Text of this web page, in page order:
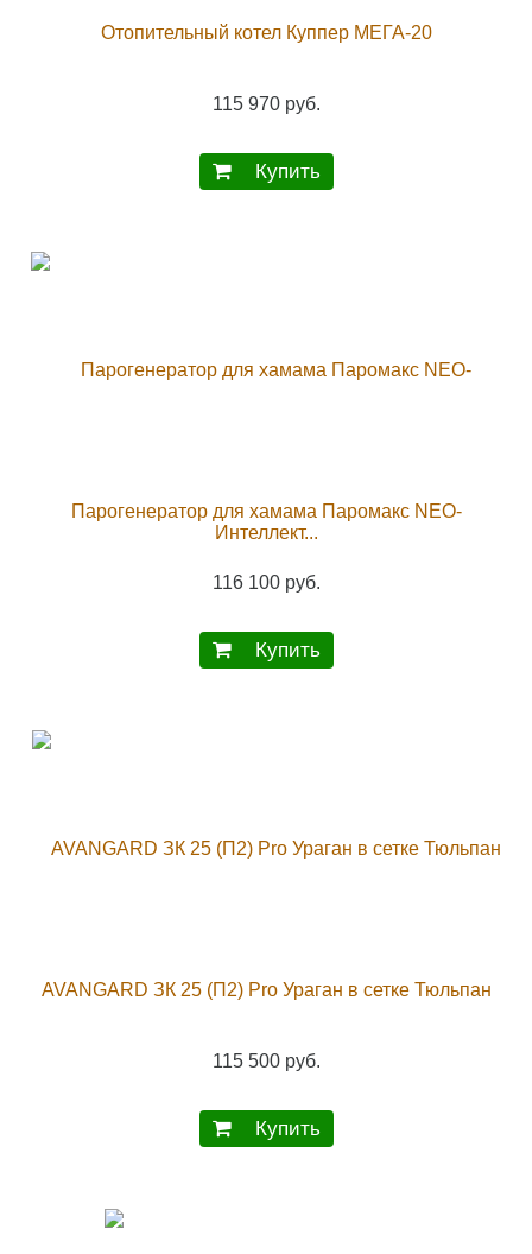
Отопительный котел Куппер МЕГА-20
115 970 руб.
Купить
Парогенератор для хамама Паромакс NEO-
Интеллект...
116 100 руб.
Купить
AVANGARD ЗК 25 (П2) Pro Ураган в сетке Тюльпан
115 500 руб.
Купить